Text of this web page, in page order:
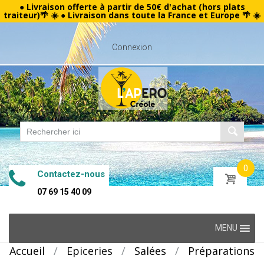
● Livraison offerte à partir de 50€ d'achat (hors plats
traiteur)🌴 ☀️ ● Livraison dans toute la France et Europe 🌴 ☀️
Connexion
Contactez-nous
07 69 15 40 09
0
content
MENU
Accueil / Epiceries / Salées /
Préparations